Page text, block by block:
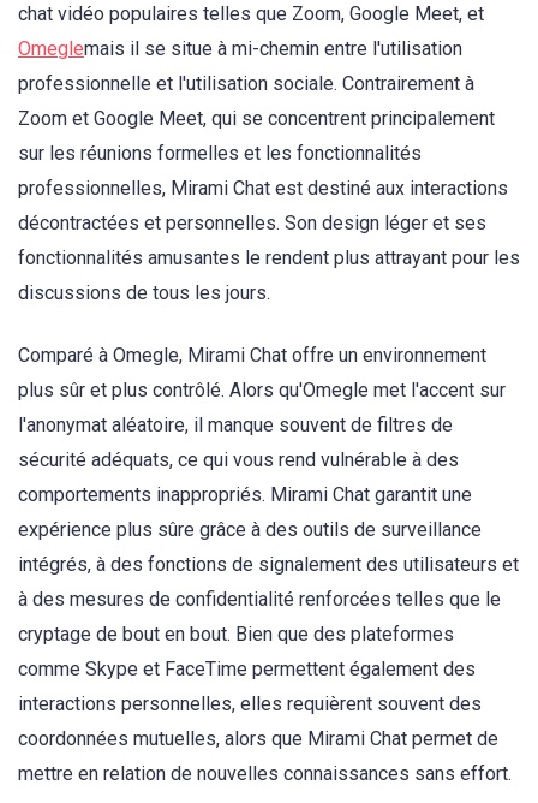
chat vidéo populaires telles que Zoom, Google Meet, et
Omeglemais il se situe à mi-chemin entre l'utilisation
professionnelle et l'utilisation sociale. Contrairement à
Zoom et Google Meet, qui se concentrent principalement
sur les réunions formelles et les fonctionnalités
professionnelles, Mirami Chat est destiné aux interactions
décontractées et personnelles. Son design léger et ses
fonctionnalités amusantes le rendent plus attrayant pour les
discussions de tous les jours.
Comparé à Omegle, Mirami Chat offre un environnement
plus sûr et plus contrôlé. Alors qu'Omegle met l'accent sur
l'anonymat aléatoire, il manque souvent de filtres de
sécurité adéquats, ce qui vous rend vulnérable à des
comportements inappropriés. Mirami Chat garantit une
expérience plus sûre grâce à des outils de surveillance
intégrés, à des fonctions de signalement des utilisateurs et
à des mesures de confidentialité renforcées telles que le
cryptage de bout en bout. Bien que des plateformes
comme Skype et FaceTime permettent également des
interactions personnelles, elles requièrent souvent des
coordonnées mutuelles, alors que Mirami Chat permet de
mettre en relation de nouvelles connaissances sans effort.